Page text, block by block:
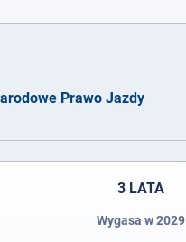
Prawo Jazdy
3 LATA
Wygasa w 2029